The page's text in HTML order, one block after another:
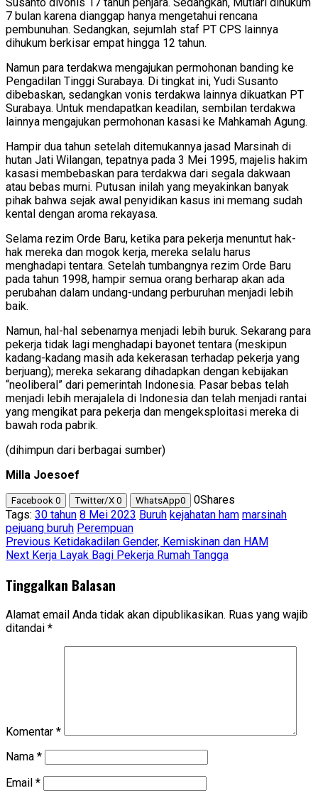
Susanto divonis 17 tahun penjara. Sedangkan, Mutiari dihukum
7 bulan karena dianggap hanya mengetahui rencana
pembunuhan. Sedangkan, sejumlah staf PT CPS lainnya
dihukum berkisar empat hingga 12 tahun.
Namun para terdakwa mengajukan permohonan banding ke
Pengadilan Tinggi Surabaya. Di tingkat ini, Yudi Susanto
dibebaskan, sedangkan vonis terdakwa lainnya dikuatkan PT
Surabaya. Untuk mendapatkan keadilan, sembilan terdakwa
lainnya mengajukan permohonan kasasi ke Mahkamah Agung.
Hampir dua tahun setelah ditemukannya jasad Marsinah di
hutan Jati Wilangan, tepatnya pada 3 Mei 1995, majelis hakim
kasasi membebaskan para terdakwa dari segala dakwaan
atau bebas murni. Putusan inilah yang meyakinkan banyak
pihak bahwa sejak awal penyidikan kasus ini memang sudah
kental dengan aroma rekayasa.
Selama rezim Orde Baru, ketika para pekerja menuntut hak-
hak mereka dan mogok kerja, mereka selalu harus
menghadapi tentara. Setelah tumbangnya rezim Orde Baru
pada tahun 1998, hampir semua orang berharap akan ada
perubahan dalam undang-undang perburuhan menjadi lebih
baik.
Namun, hal-hal sebenarnya menjadi lebih buruk. Sekarang para
pekerja tidak lagi menghadapi bayonet tentara (meskipun
kadang-kadang masih ada kekerasan terhadap pekerja yang
berjuang); mereka sekarang dihadapkan dengan kebijakan
“neoliberal” dari pemerintah Indonesia. Pasar bebas telah
menjadi lebih merajalela di Indonesia dan telah menjadi rantai
yang mengikat para pekerja dan mengeksploitasi mereka di
bawah roda pabrik.
(dihimpun dari berbagai sumber)
Milla Joesoef
Facebook 0 Twitter/X 0 WhatsApp0 0Shares
Tags: 30 tahun 8 Mei 2023 Buruh kejahatan ham marsinah
pejuang buruh Perempuan
Post
Previous Ketidakadilan Gender, Kemiskinan dan HAM
Next Kerja Layak Bagi Pekerja Rumah Tangga
Tinggalkan Balasan
Alamat email Anda tidak akan dipublikasikan. Ruas yang wajib
ditandai *
Komentar *
Nama *
Email *